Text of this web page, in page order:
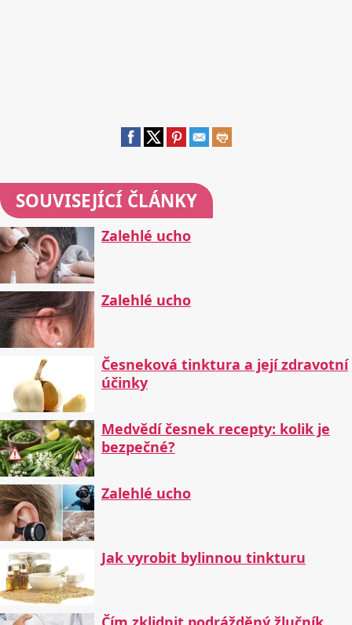
SOUVISEJÍCÍ ČLÁNKY
Zalehlé ucho
Zalehlé ucho
Česneková tinktura a její zdravotní
účinky
Medvědí česnek recepty: kolik je
bezpečné?
Zalehlé ucho
Jak vyrobit bylinnou tinkturu